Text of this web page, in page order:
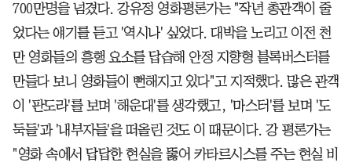
700만명을 넘겼다. 강유정 영화평론가는 "작년 총관객이 줄
었다는 얘기를 듣고 '역시나' 싶었다. 대박을 노리고 이전 천
만 영화들의 흥행 요소를 답습해 안정 지향형 블록버스터를
만들다 보니 영화들이 뻔해지고 있다"고 지적했다. 많은 관객
이 '판도라'를 보며 '해운대'를 생각했고, '마스터'를 보며 '도
둑들'과 '내부자들'을 떠올린 것도 이 때문이다. 강 평론가는
"영화 속에서 답답한 현실을 뚫어 카타르시스를 주는 현실 비